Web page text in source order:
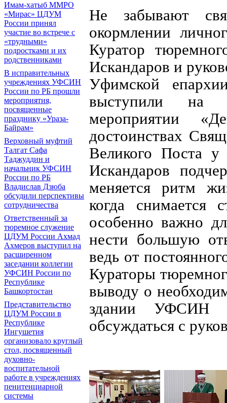
Имам-хатыб ММРО
«Мирас» ЦДУМ
России принял
участие во встрече с
«трудными»
подростками и их
родственниками
В исправительных
учреждениях УФСИН
России по РБ прошли
мероприятия,
посвященные
празднику «Ураза-
Байрам»
Верховный муфтий
Талгат Сафа
Таджуддин и
начальник УФСИН
России по РБ
Владислав Дзюба
обсудили перспективы
сотрудничества
Ответственный за
тюремное служение
ЦДУМ России Ахмад
Ахмеров выступил на
расширенном
заседании коллегии
УФСИН России по
Республике
Башкортостан
Представительство
ЦДУМ России в
Республике
Ингушетия
организовало круглый
стол, посвященный
духовно-
воспитательной
работе в учреждениях
пенитенциарной
системы
Не забывают
окормлении
Куратор
Искандаров и
Уфимской
выступили на
мероприятии
достоинствах
Великого Поста
Искандаров
меняется ритм
когда снимается
особенно важно
нести большую
ведь от
Кураторы
выводу о
здании УФСИН
обсуждаться с